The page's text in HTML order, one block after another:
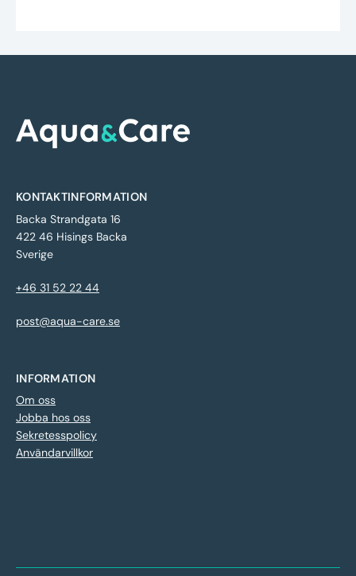
KONTAKTINFORMATION
Backa Strandgata 16
422 46 Hisings Backa
Sverige
+46 31 52 22 44
post@aqua-care.se
INFORMATION
Om oss
Jobba hos oss
Sekretesspolicy
Användarvillkor